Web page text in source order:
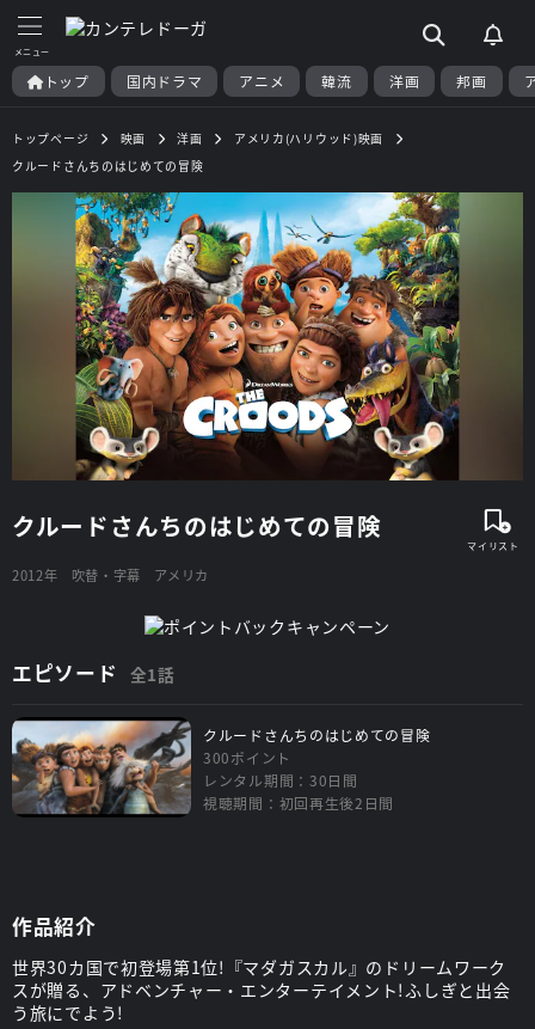
トップ 国内ドラマ アニメ 韓流 洋画 邦画
トップページ 映画 洋画
アメリカ(ハリウッド)映画
クルードさんちのはじめての冒険
クルードさんちのはじめての冒険
2012年 吹替・字幕 アメリカ
エピソード 全1話
クルードさんちのはじめての冒険
300ポイント
レンタル期間：30日間
視聴期間：初回再生後2日間
作品紹介
世界30カ国で初登場第1位!『マダガスカル』のドリームワーク
スが贈る、アドベンチャー・エンターテイメント!ふしぎと出会
う旅にでよう!